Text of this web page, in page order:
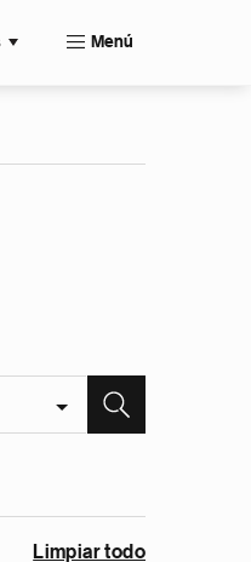
Menú
Limpiar todo